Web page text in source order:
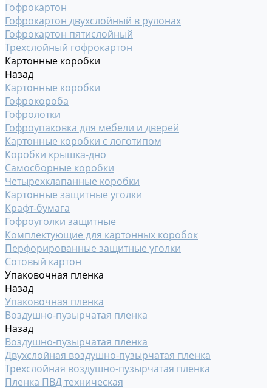
Гофрокартон
Гофрокартон двухслойный в рулонах
Гофрокартон пятислойный
Трехслойный гофрокартон
Картонные коробки
Назад
Картонные коробки
Гофрокороба
Гофролотки
Гофроупаковка для мебели и дверей
Картонные коробки с логотипом
Коробки крышка-дно
Самосборные коробки
Четырехклапанные коробки
Картонные защитные уголки
Крафт-бумага
Гофроуголки защитные
Комплектующие для картонных коробок
Перфорированные защитные уголки
Сотовый картон
Упаковочная пленка
Назад
Упаковочная пленка
Воздушно-пузырчатая пленка
Назад
Воздушно-пузырчатая пленка
Двухслойная воздушно-пузырчатая пленка
Трехслойная воздушно-пузырчатая пленка
Пленка ПВД техническая